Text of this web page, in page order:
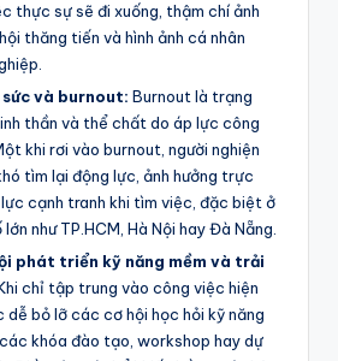
thực sự sẽ đi xuống, thậm chí ảnh
thăng tiến và hình ảnh cá nhân
và burnout: Burnout là trạng
thần và thể chất do áp lực công
khi rơi vào burnout, người nghiện
tìm lại động lực, ảnh hưởng trực
cạnh tranh khi tìm việc, đặc biệt ở
như TP.HCM, Hà Nội hay Đà Nẵng.
phát triển kỹ năng mềm và trải
chỉ tập trung vào công việc hiện
dễ bỏ lỡ các cơ hội học hỏi kỹ năng
khóa đào tạo, workshop hay dự